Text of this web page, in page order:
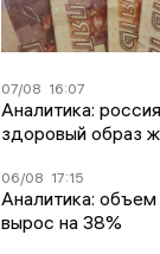
07/08 16:07
Аналитика:
здоровый образ
06/08 17:15
Аналитика:
вырос на 38%